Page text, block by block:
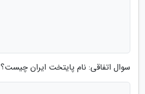
سوال اتفاقی: نام پایتخت ایران چیست؟